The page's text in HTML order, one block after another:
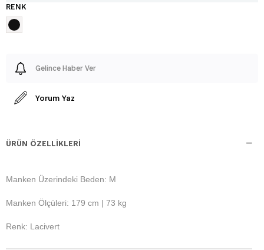
RENK
Gelince Haber Ver
Yorum Yaz
ÜRÜN ÖZELLIKLERI
Manken Üzerindeki Beden: M
Manken Ölçüleri: 179 cm | 73 kg
Renk: Lacivert